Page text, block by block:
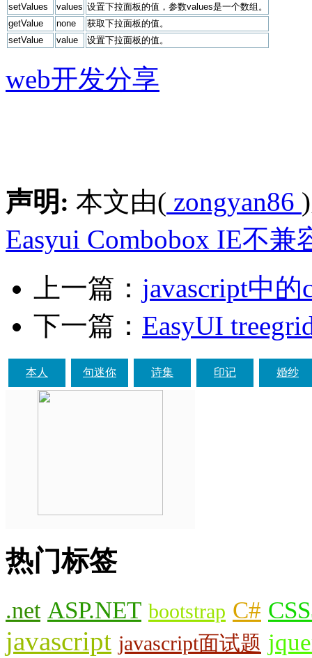
setValues
values 设置下拉面板的值，参数values是一个数组。
getValue
none
获取下拉面板的值。
setValue
value 设置下拉面板的值。
web开发分享
声明: 本文由( zongyan86
Easyui Combobox IE不兼
上一篇： javascript中的
下一篇： EasyUI
本人 句迷你 诗集 印记 婚纱
热门标签
.net ASP.NET bootstrap C#
javascript javascript面试题